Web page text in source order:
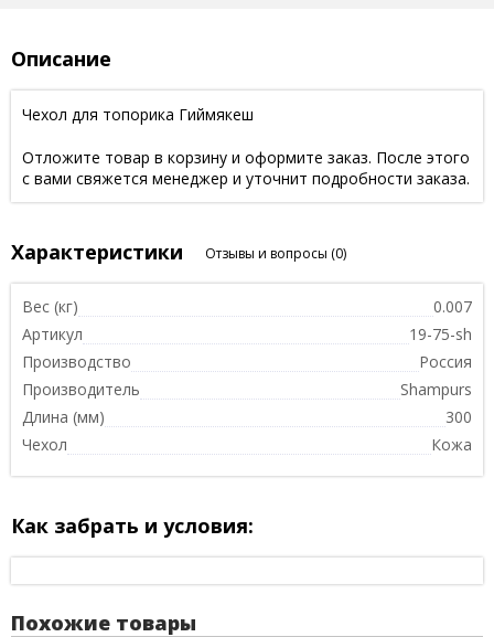
Описание
Чехол для топорика Гиймякеш
Отложите товар в корзину и оформите заказ. После этого
с вами свяжется менеджер и уточнит подробности заказа.
Характеристики Отзывы и вопросы (0)
Вес (кг)
0.007
Артикул
19-75-sh
Производство
Россия
Производитель
Shampurs
Длина (мм)
300
Чехол
Кожа
Как забрать и условия:
Похожие товары